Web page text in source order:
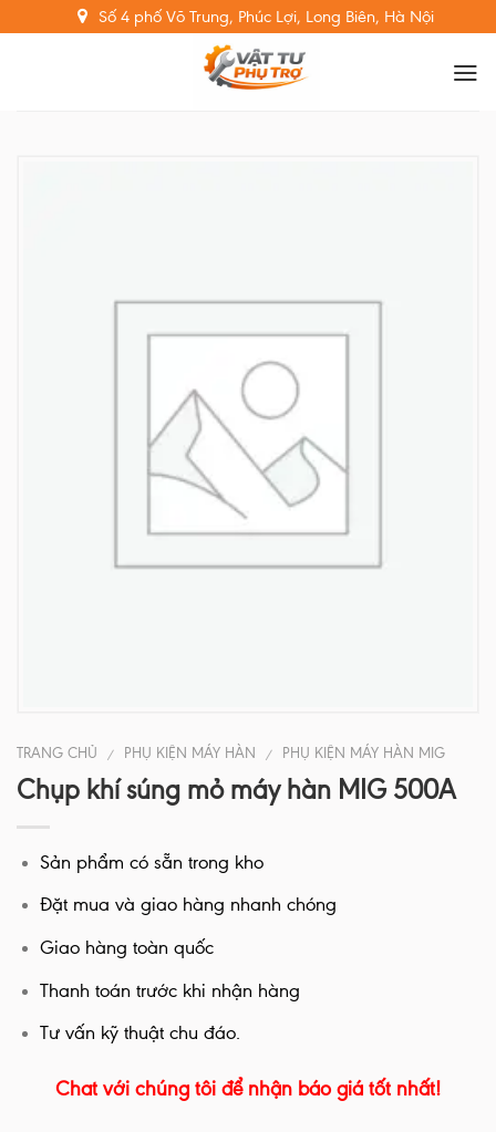
to
Số 4 phố Võ Trung, Phúc Lợi, Long Biên, Hà Nội
TRANG CHỦ / PHỤ KIỆN MÁY HÀN / PHỤ KIỆN MÁY HÀN MIG
Chụp khí súng mỏ máy hàn MIG 500A
Sản phẩm có sẵn trong kho
Đặt mua và giao hàng nhanh chóng
Giao hàng toàn quốc
Thanh toán trước khi nhận hàng
Tư vấn kỹ thuật chu đáo.
Chat với chúng tôi để nhận báo giá tốt nhất!